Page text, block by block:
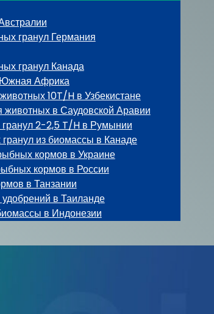
гранул Германия
гранул Канада
Южная Африка
10T/H в Узбекистане
животных в Саудовской Аравии
гранул 2-2,5 T/H в Румынии
из биомассы в Канаде
кормов в Украине
кормов в России
в Танзании
в Таиланде
в Индонезии